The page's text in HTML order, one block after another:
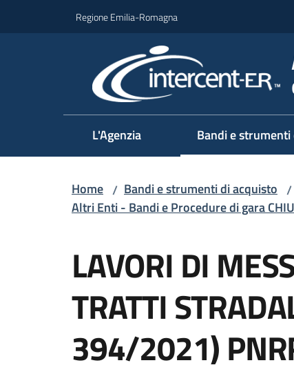
Regione Emilia-Romagna
L'Agenzia Bandi e
Home / Bandi e strumenti di acquisto /
Altri Enti - Bandi e Procedure di gara
LAVORI DI
TRATTI
394/2021)